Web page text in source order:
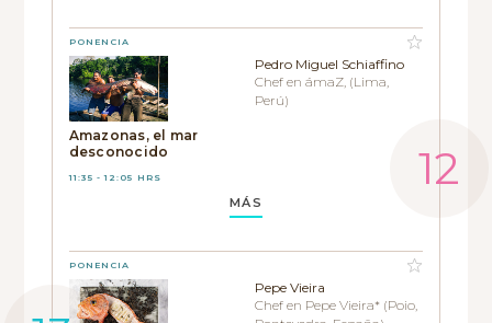
PONENCIA
Amazonas, el mar
desconocido
11:35 - 12:05 HRS
Pedro Miguel Schiaffino
Chef en ámaZ, (Lima,
Perú)
MÁS
PONENCIA
Pepe Vieira
Chef en Pepe Vieira* (Poio,